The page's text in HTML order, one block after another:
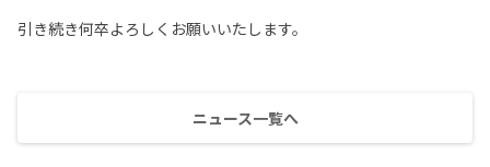
引き続き何卒よろしくお願いいたします。
ニュース一覧へ